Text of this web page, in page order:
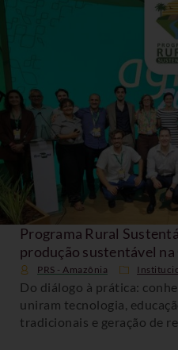
Programa Rural
produção sustentável na
PRS - Amazônia
Do diálogo à prática:
uniram tecnologia,
tradicionais e geração de